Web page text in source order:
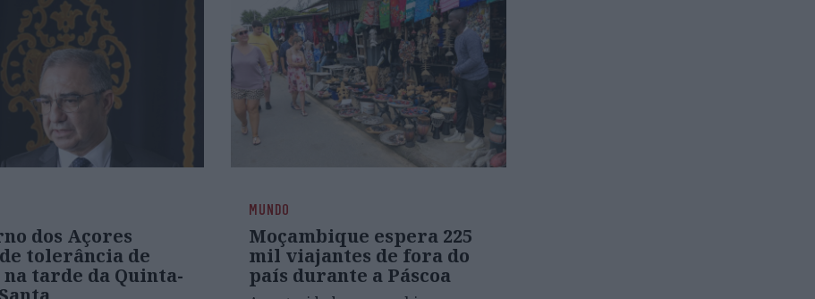
dos Açores
tolerância de
tarde da Quinta-
MUNDO
Moçambique espera 225
mil viajantes de fora do
país durante a Páscoa